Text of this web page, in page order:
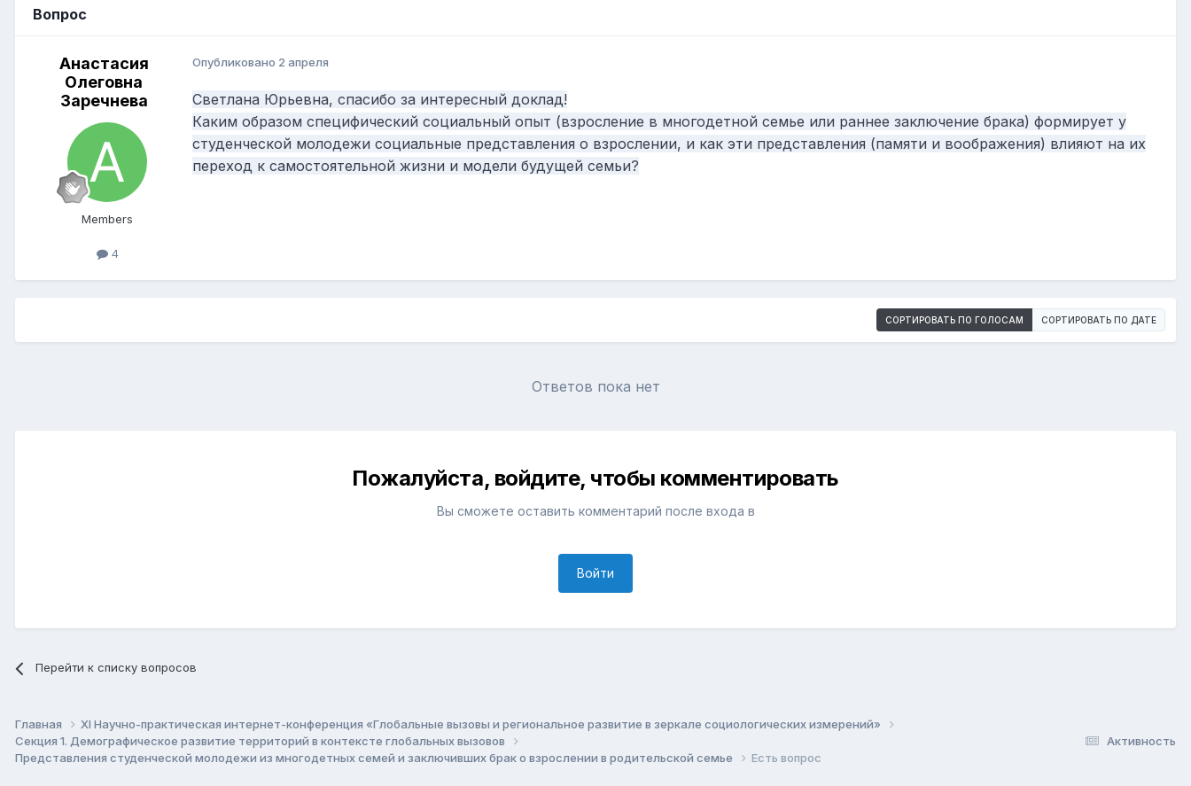
Вопрос
Анастасия
Олеговна
Заречнева
Members
4
Опубликовано 2 апреля
Светлана Юрьевна, спасибо за интересный доклад!
Каким образом специфический социальный опыт (взросление в многодетной семье или раннее заключение брака) формирует у
студенческой молодежи социальные представления о взрослении, и как эти представления (памяти и воображения) влияют на их
переход к самостоятельной жизни и модели будущей семьи?
СОРТИРОВАТЬ ПО ГОЛОСАМ СОРТИРОВАТЬ ПО ДАТЕ
Ответов пока нет
Пожалуйста, войдите, чтобы комментировать
Вы сможете оставить комментарий после входа в
Войти
Перейти к списку вопросов
Активность
Главная
XI Научно-практическая интернет-конференция «Глобальные вызовы и региональное развитие в зеркале социологических измерений»
Секция 1. Демографическое развитие территорий в контексте глобальных вызовов
Представления студенческой молодежи из многодетных семей и заключивших брак о взрослении в родительской семье
Есть вопрос